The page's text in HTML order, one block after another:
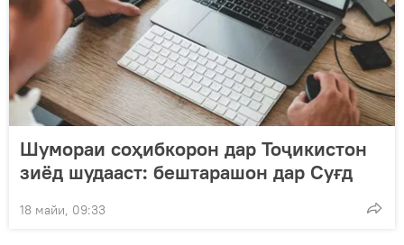
Шумораи соҳибкорон дар Тоҷикистон
зиёд шудааст: бештарашон дар Суғд
18 майи, 09:33